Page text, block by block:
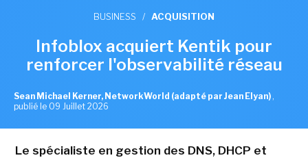
BUSINESS / ACQUISITION
Infoblox acquiert Kentik pour
renforcer l'observabilité réseau
Sean Michael Kerner, NetworkWorld (adapté par Jean Elyan) ,
publié le 09 Juillet 2026
Le spécialiste en gestion des DNS, DHCP et